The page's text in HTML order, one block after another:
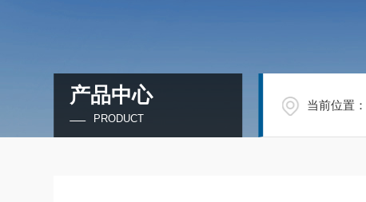
产品中心
PRODUCT
当前位置